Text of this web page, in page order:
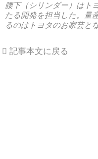
腰下（シリンダー）はト
たる開発を担当した。量
るのはトヨタのお家芸と
記事本文に戻る